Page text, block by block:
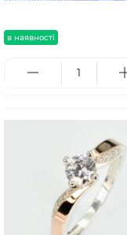
в наявності